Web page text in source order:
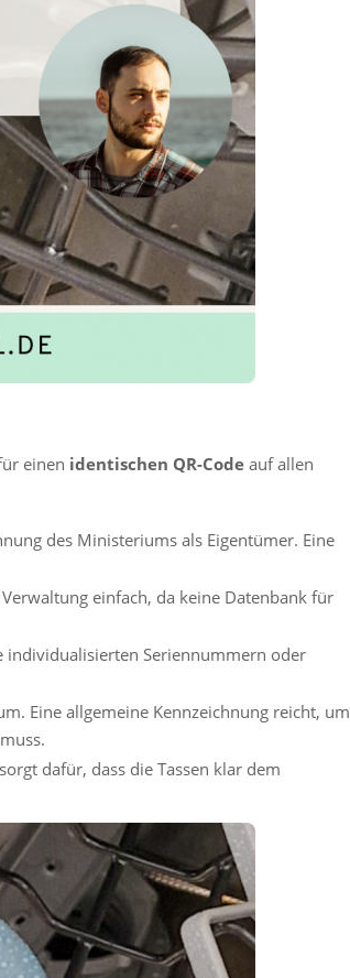
einen identischen QR-Code auf allen
des Ministeriums als Eigentümer. Eine
einfach, da keine Datenbank für
individualisierten Seriennummern oder
Eine allgemeine Kennzeichnung reicht, um
dafür, dass die Tassen klar dem